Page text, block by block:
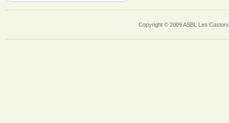
Copyright © 2009 ASBL Les